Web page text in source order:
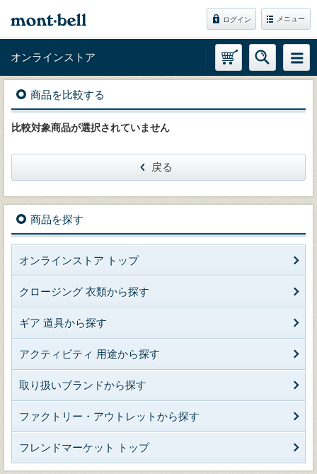
ログイン メニュー
オンラインストア
商品を比較する
比較対象商品が選択されていません
戻る
商品を探す
オンラインストア トップ
クロージング 衣類から探す
ギア 道具から探す
アクティビティ 用途から探す
取り扱いブランドから探す
ファクトリー・アウトレットから探す
フレンドマーケット トップ